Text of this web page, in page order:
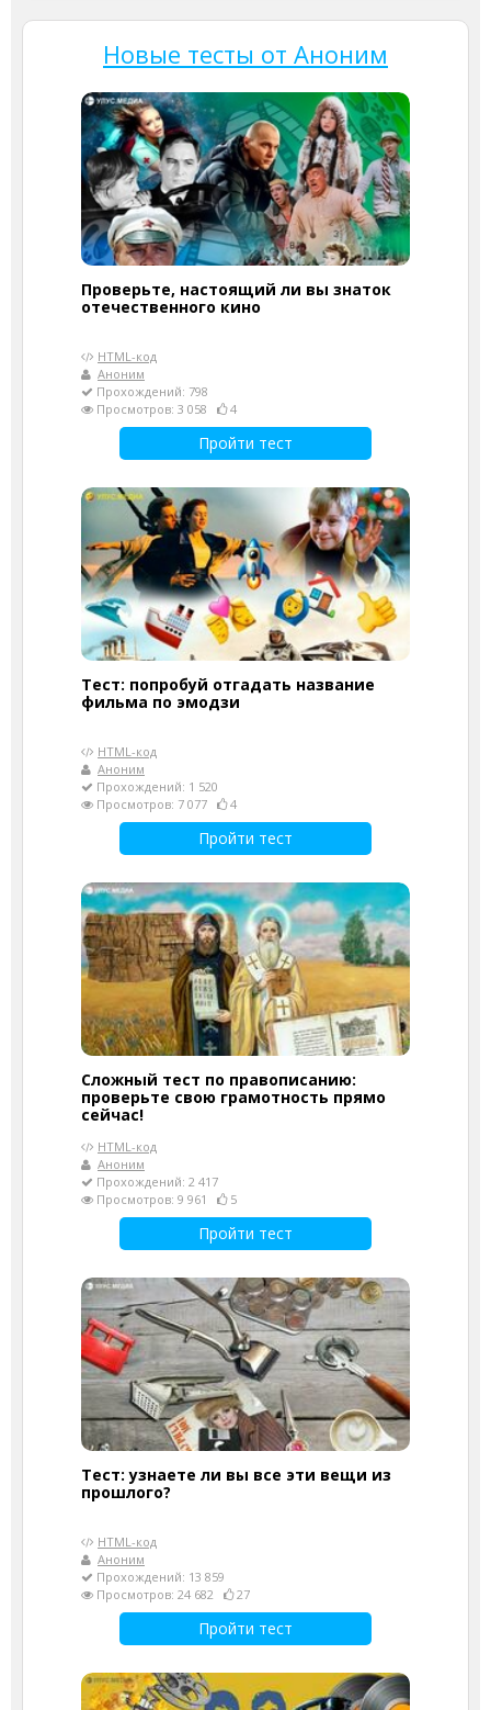
Новые тесты от Аноним
Проверьте, настоящий ли вы знаток
отечественного кино
HTML-код
Аноним
Прохождений: 798
Просмотров: 3 058
4
Пройти тест
Тест: попробуй отгадать название
фильма по эмодзи
HTML-код
Аноним
Прохождений: 1 520
Просмотров: 7 077
4
Пройти тест
Сложный тест по правописанию:
проверьте свою грамотность прямо
сейчас!
HTML-код
Аноним
Прохождений: 2 417
Просмотров: 9 961
5
Пройти тест
Тест: узнаете ли вы все эти вещи из
прошлого?
HTML-код
Аноним
Прохождений: 13 859
Просмотров: 24 682
27
Пройти тест